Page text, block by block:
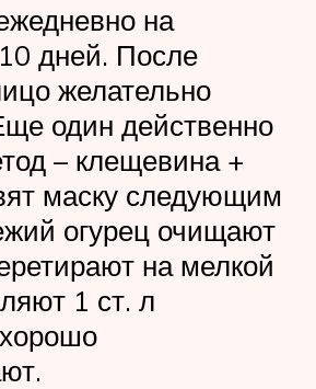
на
дней. После
желательно
один действенно
– клещевина +
маску следующим
огурец очищают
на мелкой
1 ст. л